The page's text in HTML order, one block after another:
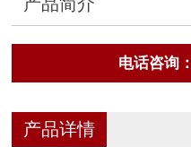
电话咨询
产品详情